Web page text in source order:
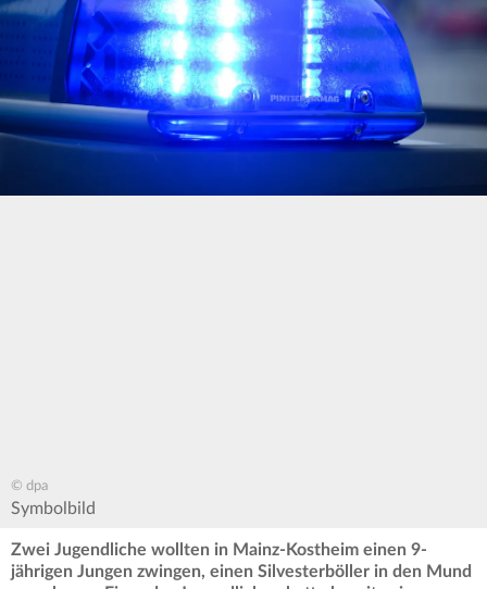
© dpa
Symbolbild
Zwei Jugendliche wollten in Mainz-Kostheim einen 9-
jährigen Jungen zwingen, einen Silvesterböller in den Mund